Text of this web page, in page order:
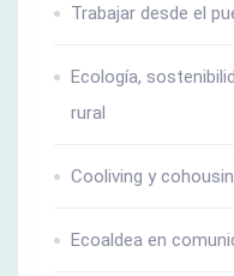
Trabajar desde el
Ecología,
rural
Cooliving y
Ecoaldea en